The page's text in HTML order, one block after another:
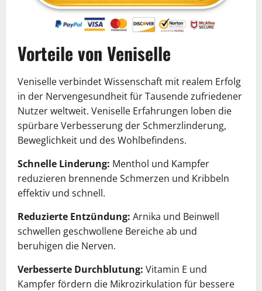
Vorteile von Veniselle
Veniselle verbindet Wissenschaft mit realem Erfolg
in der Nervengesundheit für Tausende zufriedener
Nutzer weltweit. Veniselle Erfahrungen loben die
spürbare Verbesserung der Schmerzlinderung,
Beweglichkeit und des Wohlbefindens.
Schnelle Linderung: Menthol und Kampfer
reduzieren brennende Schmerzen und Kribbeln
effektiv und schnell.
Reduzierte Entzündung: Arnika und Beinwell
schwellen geschwollene Bereiche ab und
beruhigen die Nerven.
Verbesserte Durchblutung: Vitamin E und
Kampfer fördern die Mikrozirkulation für bessere